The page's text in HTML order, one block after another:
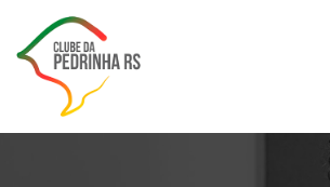
content